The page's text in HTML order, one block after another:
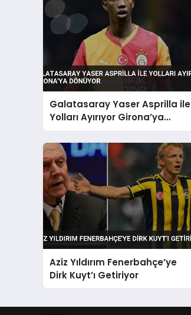
Galatasaray Yaser Asprilla ile
Yolları Ayırıyor Girona’ya
Dönüyor
Aziz Yıldırım Fenerbahçe’ye
Dirk Kuyt’ı Getiriyor